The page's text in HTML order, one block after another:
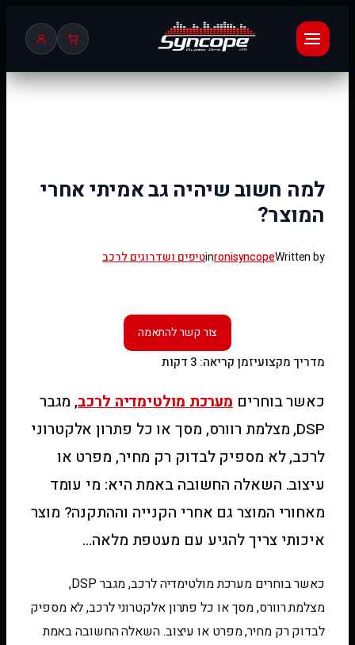
לדלג
למה חשוב שיהיה גב אמיתי אחרי
המוצר?
Written by
ronisyncope
inטיפים ושדרוגים לרכב
מדריך מקצועיזמן קריאה: 3 דקות
כאשר בוחריםמערכת מולטימדיה לרכב, מגבר
DSP, מצלמת רוורס, מסך או כל פתרון אלקטרוני
לרכב, לא מספיק לבדוק רק מחיר, מפרט או
עיצוב. השאלה החשובה באמת היא: מי עומד
מאחורי המוצר גם אחרי הקנייה וההתקנה? מוצר
איכותי צריך להגיע עם מעטפת מלאה…
כאשר בוחרים מערכת מולטימדיה לרכב, מגבר DSP,
מצלמת רוורס, מסך או כל פתרון אלקטרוני לרכב, לא מספיק
לבדוק רק מחיר, מפרט או עיצוב. השאלה החשובה באמת